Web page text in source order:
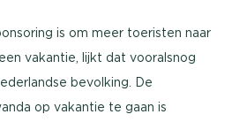
is om meer toeristen naar
vakantie, lijkt dat vooralsnog
bevolking. De
op vakantie te gaan is